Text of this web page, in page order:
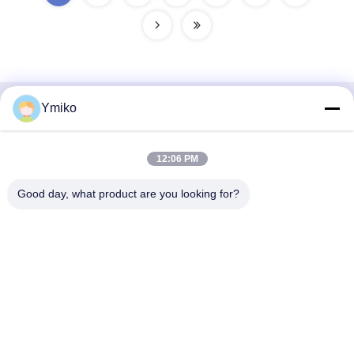
Быстрый контакт
развития Юго-Западного аэропорта, город Чэнду,
Ymiko
12:06 PM
Good day, what product are you looking for?